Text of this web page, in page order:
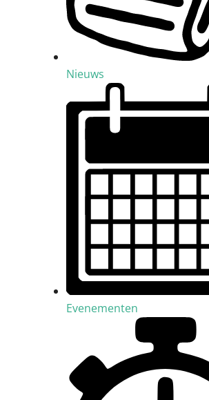
Nieuws
Evenementen